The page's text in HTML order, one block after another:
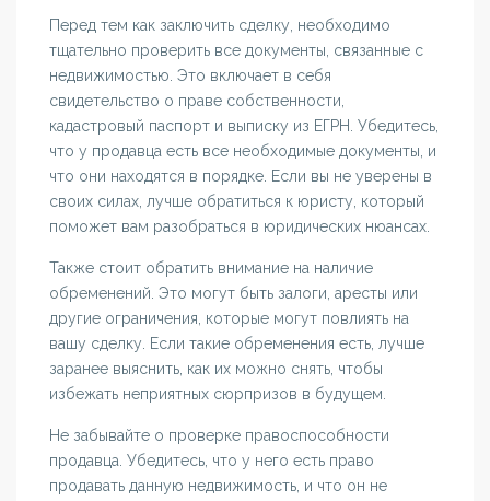
Перед тем как заключить сделку, необходимо
тщательно проверить все документы, связанные с
недвижимостью. Это включает в себя
свидетельство о праве собственности,
кадастровый паспорт и выписку из ЕГРН. Убедитесь,
что у продавца есть все необходимые документы, и
что они находятся в порядке. Если вы не уверены в
своих силах, лучше обратиться к юристу, который
поможет вам разобраться в юридических нюансах.
Также стоит обратить внимание на наличие
обременений. Это могут быть залоги, аресты или
другие ограничения, которые могут повлиять на
вашу сделку. Если такие обременения есть, лучше
заранее выяснить, как их можно снять, чтобы
избежать неприятных сюрпризов в будущем.
Не забывайте о проверке правоспособности
продавца. Убедитесь, что у него есть право
продавать данную недвижимость, и что он не